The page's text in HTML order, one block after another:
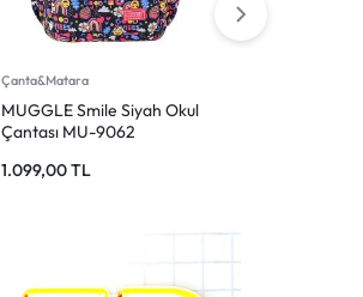
Çanta&Matara
Wia Kids Kalp Desenli Okul
Çantası 4 Bölmeli Pembe
1.649,90TL